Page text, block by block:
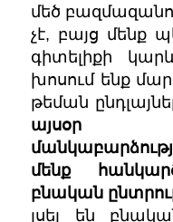
մեծ
չէ, բայց մենք
գիտելիքի
խոսում ենք
թեման
այսօր
մենք
բնական
լսել են